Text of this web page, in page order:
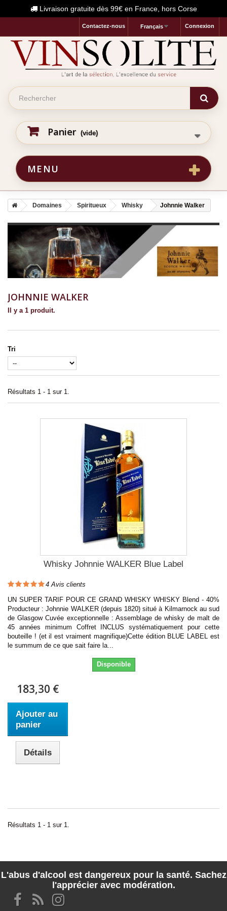
Livraison gratuite dès 99€ en France, hors Corse
Connexion
Français
Contactez-nous
Panier (vide)
MENU
Domaines Spiritueux Whisky Johnnie Walker
JOHNNIE WALKER
Il y a 1 produit.
Tri
Résultats 1 - 1 sur 1.
Whisky Johnnie WALKER Blue Label
4 Avis clients
UN SUPER TARIF POUR CE GRAND WHISKY WHISKY Blend - 40%
Producteur : Johnnie WALKER (depuis 1820) situé à Kilmarnock au sud
de Glasgow Cuvée exceptionnelle : Assemblage de whisky de malt de
45 années minimum Coffret INCLUS systématiquement pour cette
bouteille ! (et il est vraiment magnifique)Cette édition BLUE LABEL est
le summum de ce que sait faire la...
Disponible
183,30 €
Ajouter au
panier
Détails
Résultats 1 - 1 sur 1.
L'abus d'alcool est dangereux pour la santé. Sachez
l'apprécier avec modération.